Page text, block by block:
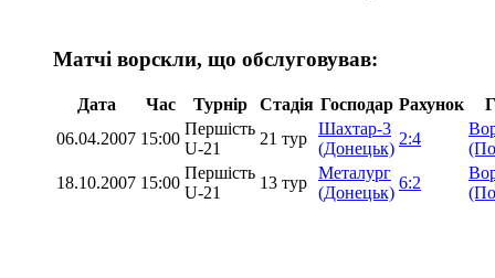
Матчі ворскли, що обслуговував:
Дата Час Турнір Стадія Господар Рахунок
06.04.2007 15:00
Першість
U-21
21 тур
Шахтар-3
(Донецьк)
2:4
18.10.2007 15:00
Першість
U-21
13 тур
Металург
(Донецьк)
6:2